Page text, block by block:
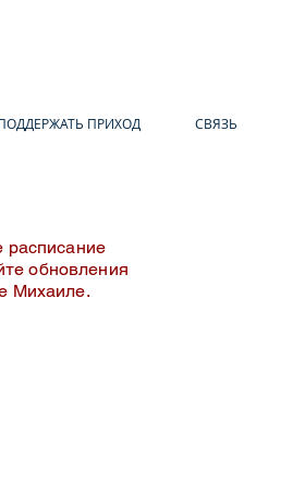
ПРИХОД СВЯЗЬ
расписание
обновления
Михаиле.